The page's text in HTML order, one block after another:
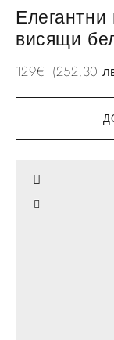
висящи
129€ (252.30